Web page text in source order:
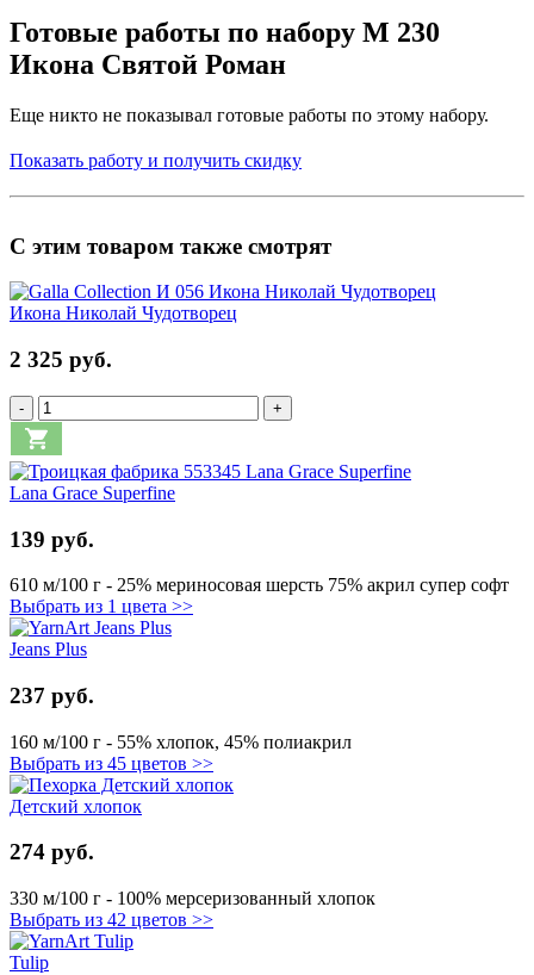
Готовые работы по набору М 230
Икона Святой Роман
Еще никто не показывал готовые работы по этому набору.
Показать работу и получить скидку
С этим товаром также смотрят
Икона Николай Чудотворец
2 325 руб.
- +
Lana Grace Superfine
139 руб.
610 м/100 г - 25% мериносовая шерсть 75% акрил супер софт
Выбрать из 1 цвета >>
Jeans Plus
237 руб.
160 м/100 г - 55% хлопок, 45% полиакрил
Выбрать из 45 цветов >>
Детский хлопок
274 руб.
330 м/100 г - 100% мерсеризованный хлопок
Выбрать из 42 цветов >>
Tulip